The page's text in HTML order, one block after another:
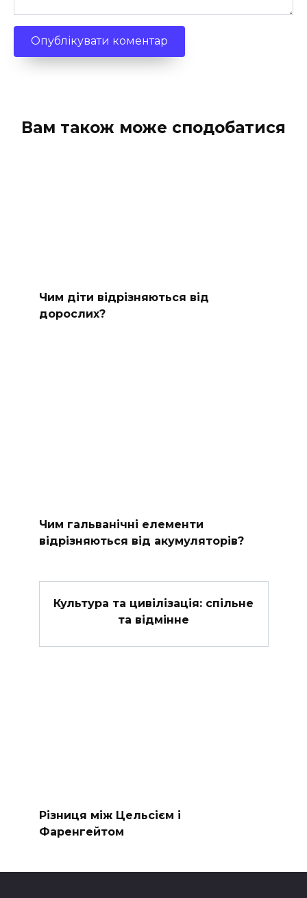
Вам також може сподобатися
Чим діти відрізняються від
дорослих?
Чим гальванічні елементи
відрізняються від акумуляторів?
Культура та цивілізація: спільне
та відмінне
Різниця між Цельсієм і
Фаренгейтом